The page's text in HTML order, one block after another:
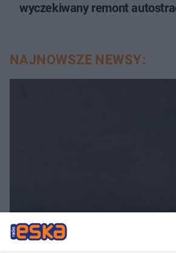
wyczekiwany remont
NAJNOWSZE NEWSY:
Twoja biżuteria